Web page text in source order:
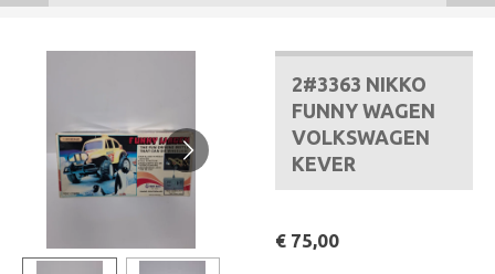
2#3363 NIKKO
FUNNY WAGEN
VOLKSWAGEN
KEVER
€ 75,00